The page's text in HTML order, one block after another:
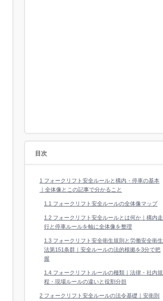
目次
1 フォークリフト安全ルールと構内・停車の基本
｜全体像とこの記事で分かること
1.1 フォークリフト安全ルールの全体像マップ
1.2 フォークリフト安全ルールとは何か｜構内走
行と停車ルールを軸に全体像を整理
1.3 フォークリフト安全衛生規則と労働安全衛生
法第151条群｜安全ルールの法的根拠を3分で把
握
1.4 フォークリフトルールの種類｜法律・社内規
程・現場ルールの違いと役割分担
2 フォークリフト安全ルールの法令基礎｜安衛則